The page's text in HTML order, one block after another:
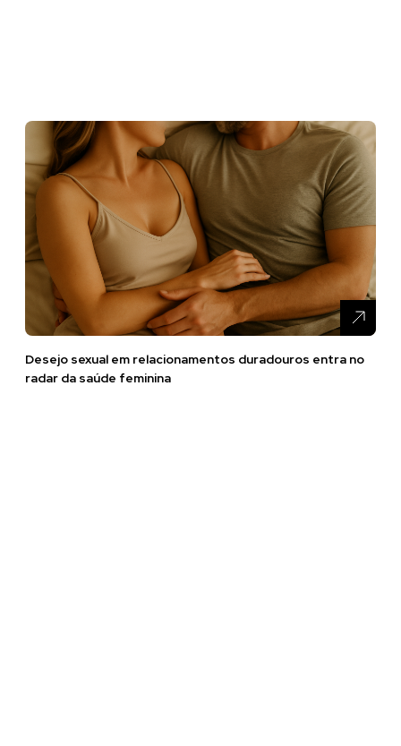
Desejo sexual em relacionamentos duradouros entra no
radar da saúde feminina